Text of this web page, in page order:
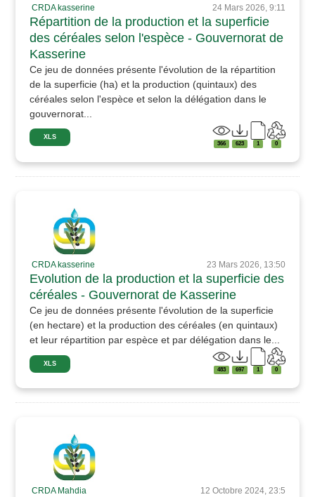
CRDA kasserine 24 Mars 2026, 9:11
Répartition de la production et la superficie
des céréales selon l'espèce - Gouvernorat de
Kasserine
Ce jeu de données présente l'évolution de la répartition
de la superficie (ha) et la production (quintaux) des
céréales selon l'espèce et selon la délégation dans le
gouvernorat...
XLS
366 623 1 0
CRDA kasserine 23 Mars 2026, 13:50
Evolution de la production et la superficie des
céréales - Gouvernorat de Kasserine
Ce jeu de données présente l'évolution de la superficie
(en hectare) et la production des céréales (en quintaux)
et leur répartition par espèce et par délégation dans le...
XLS
483 697 1 0
CRDA Mahdia 12 Octobre 2024, 23:5